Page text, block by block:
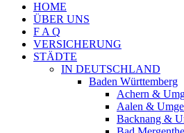
HOME
ÜBER UNS
F A Q
VERSICHERUNG
STÄDTE
IN DEUTSCHLAND
Baden Württemberg
Achern &
Aalen &
Backnang &